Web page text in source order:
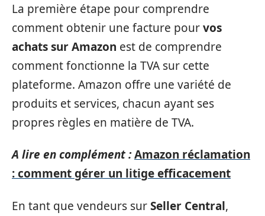
La première étape pour comprendre
comment obtenir une facture pourvos
achats sur Amazon est de comprendre
comment fonctionne la TVA sur cette
plateforme. Amazon offre une variété de
produits et services, chacun ayant ses
propres règles en matière de TVA.
A lire en complément :Amazon réclamation
: comment gérer un litige efficacement
En tant que vendeurs surSeller Central,